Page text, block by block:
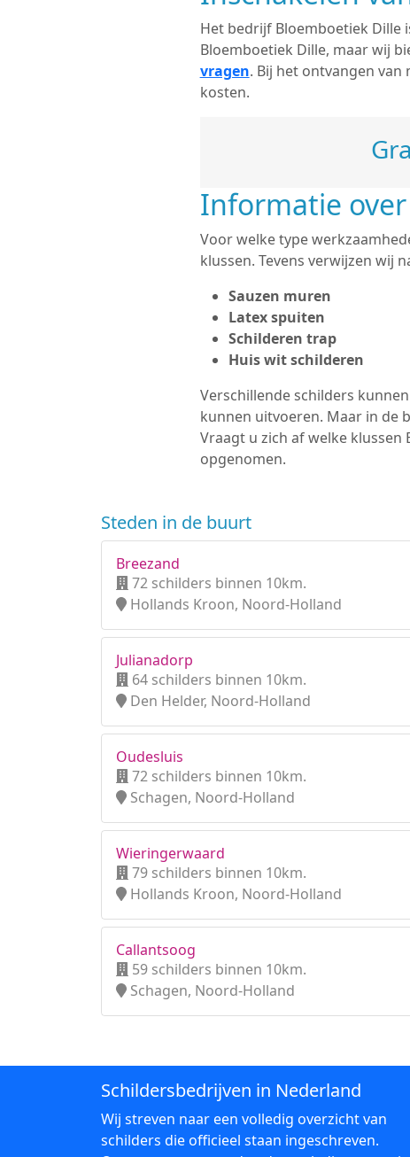
Het bedrijf Bloemboetiek Dille
Bloemboetiek Dille, maar wij
vragen. Bij het ontvangen
kosten.
Informatie
Voor welke type
klussen. Tevens verwijzen wij
Sauzen muren
Latex spuiten
Schilderen trap
Huis wit schilderen
Verschillende schilders
kunnen uitvoeren. Maar in de
Vraagt u zich af welke
opgenomen.
Steden in de buurt
Breezand
72 schilders binnen 10km.
Hollands Kroon, Noord-Holland
Julianadorp
64 schilders binnen 10km.
Den Helder, Noord-Holland
Oudesluis
72 schilders binnen 10km.
Schagen, Noord-Holland
Wieringerwaard
79 schilders binnen 10km.
Hollands Kroon, Noord-Holland
Callantsoog
59 schilders binnen 10km.
Schagen, Noord-Holland
Schildersbedrijven in Nederland
Wij streven naar een volledig overzicht van
schilders die officieel staan ingeschreven.